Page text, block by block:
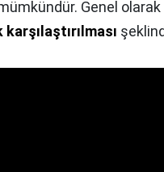
Genel olarak